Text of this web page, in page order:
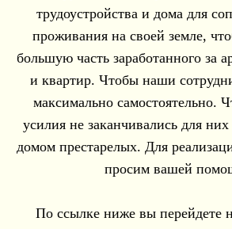
трудоустройства и дома для
проживания на своей земле,
большую часть заработанного за
и квартир. Чтобы наши
максимально самостоятельно.
усилия не заканчивались для
домом престарелых. Для
просим вашей
По ссылке ниже вы перейдете